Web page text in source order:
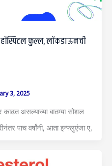
फुल्ल, लॉकडाऊनची
3, 2025
असल्याच्या बातम्या सोशल
पाच वर्षांनी, आता इन्फ्लुएंजा ए,